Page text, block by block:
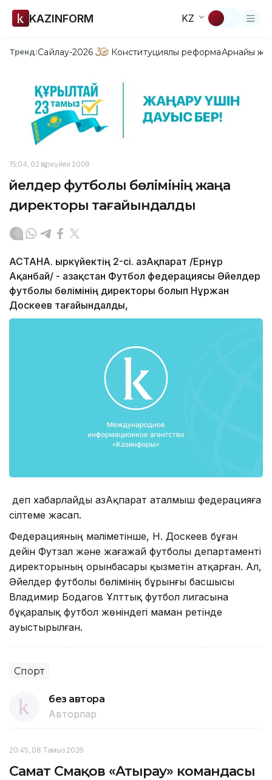
KAZINFORM KZ
Тренд:Сайлау-2026 Конституциялық реформаАрнайы
15:04, 02 Қыркүйек 2009
Әйелдер футболы бөлімінің жаңа
директоры тағайындалды
АСТАНА. Қыркүйектің 2-сі. ҚазАқпарат /Ернұр
Ақанбай/ - Қазақстан Футбол федерациясы Әйелдер
футболы бөлімінің директоры болып Нұржан
Доскеев тағайындалды,
деп хабарлайды ҚазАқпарат аталмыш федерацияға
сілтеме жасап.
Федерацияның мәліметінше, Н. Доскеев бұған
дейін Футзал және жағажай футболы департаменті
директорының орынбасары қызметін атқарған. Ал,
Әйелдер футболы бөлімінің бұрынғы басшысы
Владимир Бодагов Ұлттық футбол лигасына
бұқаралық футбол жөніндегі маман ретінде
ауыстырылған.
Спорт
без автора
Авторлар
20:45, 08 Тамыз 2026
Самат Смақов «Атырау» командасы